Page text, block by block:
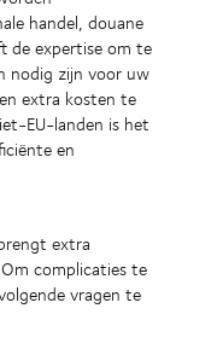
handel, douane
de expertise om te
nodig zijn voor uw
extra kosten te
EU-landen is het
en
extra
complicaties te
vragen te